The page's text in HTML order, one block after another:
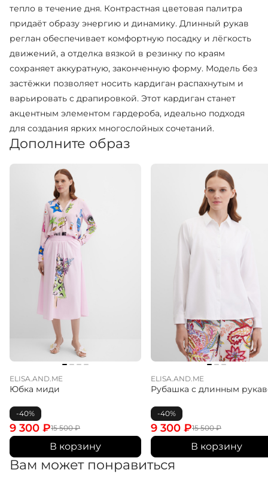
тепло в течение дня. Контрастная цветовая палитра
придаёт образу энергию и динамику. Длинный рукав
реглан обеспечивает комфортную посадку и лёгкость
движений, а отделка вязкой в резинку по краям
сохраняет аккуратную, законченную форму. Модель без
застёжки позволяет носить кардиган распахнутым и
варьировать с драпировкой. Этот кардиган станет
акцентным элементом гардероба, идеально подходя
для создания ярких многослойных сочетаний.
Дополните образ
ELISA.AND.ME
Юбка миди
-40%
15 500₽
9 300 ₽
В корзину
ELISA.AND.ME
Рубашка с длинным
-40%
15 500₽
9 300 ₽
В корзину
Вам может понравиться